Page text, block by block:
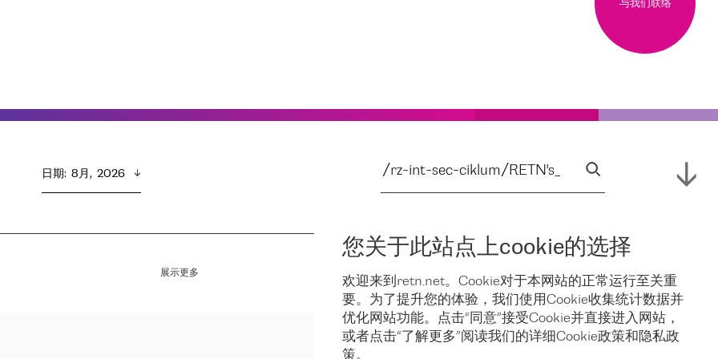
您关于此站点上cookie的选择
欢迎来到retn.net。Cookie对于本网站的正常运行至关重
要。为了提升您的体验，我们使用Cookie收集统计数据并
优化网站功能。点击“同意”接受Cookie并直接进入网站，
或者点击“了解更多”阅读我们的详细Cookie政策和隐私政
策。
与我们联络
日期: 8月,  2026
展示更多